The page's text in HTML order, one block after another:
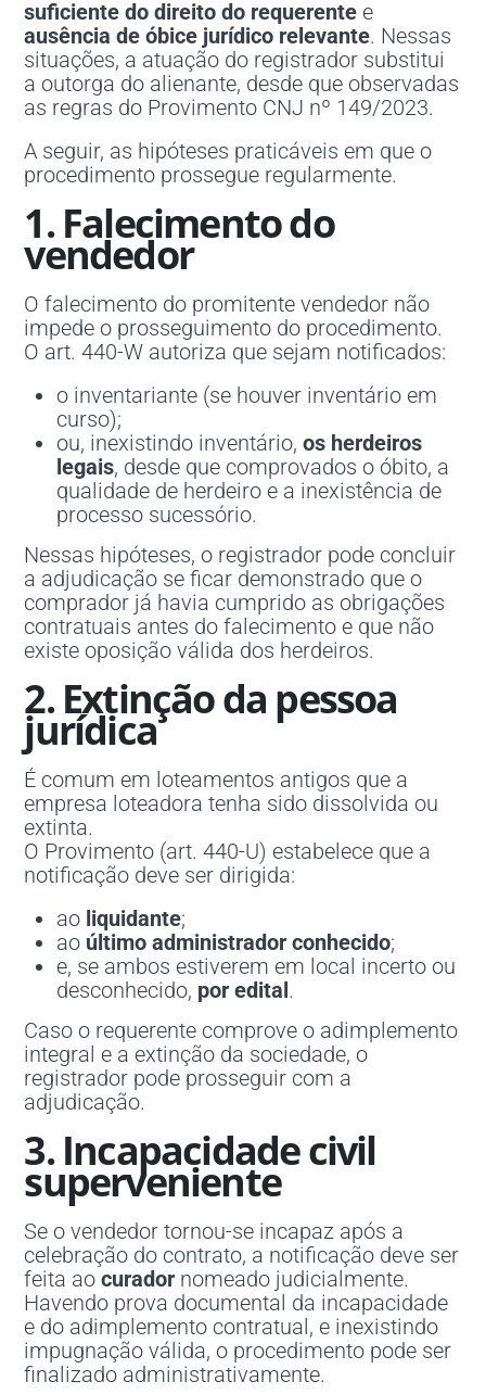
suficiente do direito do requerente e
ausência de óbice jurídico relevante. Nessas
situações, a atuação do registrador substitui
a outorga do alienante, desde que observadas
as regras do Provimento CNJ nº 149/2023.
A seguir, as hipóteses praticáveis em que o
procedimento prossegue regularmente.
1. Falecimento do
vendedor
O falecimento do promitente vendedor não
impede o prosseguimento do procedimento.
O art. 440-W autoriza que sejam notificados:
o inventariante (se houver inventário em
curso);
ou, inexistindo inventário,os herdeiros
legais, desde que comprovados o óbito, a
qualidade de herdeiro e a inexistência de
processo sucessório.
Nessas hipóteses, o registrador pode concluir
a adjudicação se ficar demonstrado que o
comprador já havia cumprido as obrigações
contratuais antes do falecimento e que não
existe oposição válida dos herdeiros.
2. Extinção da pessoa
jurídica
É comum em loteamentos antigos que a
empresa loteadora tenha sido dissolvida ou
extinta.
O Provimento (art. 440-U) estabelece que a
notificação deve ser dirigida:
ao liquidante;
ao último administrador conhecido;
e, se ambos estiverem em local incerto ou
desconhecido, por edital.
Caso o requerente comprove o adimplemento
integral e a extinção da sociedade, o
registrador pode prosseguir com a
adjudicação.
3. Incapacidade civil
superveniente
Se o vendedor tornou-se incapaz após a
celebração do contrato, a notificação deve ser
feita aocurador nomeado judicialmente.
Havendo prova documental da incapacidade
e do adimplemento contratual, e inexistindo
impugnação válida, o procedimento pode ser
finalizado administrativamente.